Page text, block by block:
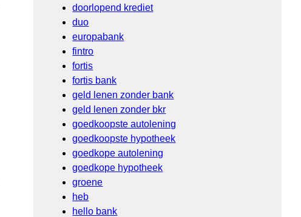
doorlopend krediet
duo
europabank
fintro
fortis
fortis bank
geld lenen zonder bank
geld lenen zonder bkr
goedkoopste autolening
goedkoopste hypotheek
goedkope autolening
goedkope hypotheek
groene
heb
hello bank